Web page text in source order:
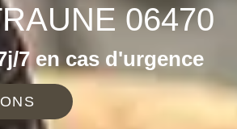
06470
7 en cas d'urgence